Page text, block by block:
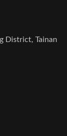
District, Tainan